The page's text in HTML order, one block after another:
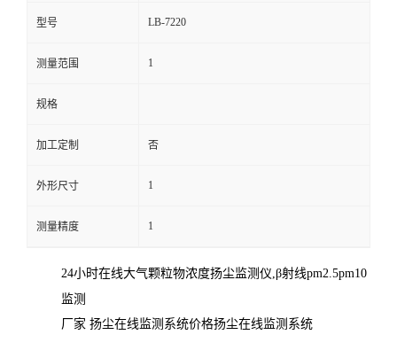
型号 LB-7220
测量范围 1
规格
加工定制 否
外形尺寸 1
测量精度 1
24小时在线大气颗粒物浓度扬尘监测仪,β射线pm2.5pm10
监测
厂家 扬尘在线监测系统价格扬尘在线监测系统